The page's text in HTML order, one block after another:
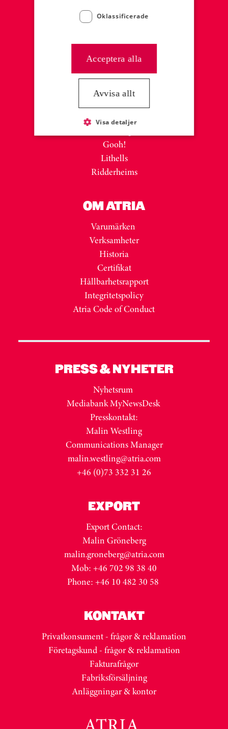
BUTIKSKÖK & DELIDISK
Inspiration
Kontakta oss
VARUMÄRKEN
Sibylla
Lönneberga
Gooh!
Lithells
Ridderheims
OM ATRIA
Varumärken
Verksamheter
Historia
Certifikat
Hållbarhetsrapport
Integritetspolicy
Atria Code of Conduct
PRESS & NYHETER
Nyhetsrum
Mediabank MyNewsDesk
Presskontakt:
Malin Westling
Communications Manager
malin.westling@atria.com
+46 (0)73 332 31 26
EXPORT
Export Contact:
Malin Gröneberg
malin.groneberg@atria.com
Mob: +46 702 98 38 40
Phone: +46 10 482 30 58
KONTAKT
Privatkonsument - frågor & reklamation
Företagskund - frågor & reklamation
Fakturafrågor
Fabriksförsäljning
Anläggningar & kontor
Oklassificerade
Acceptera alla
Avvisa allt
Visa detaljer